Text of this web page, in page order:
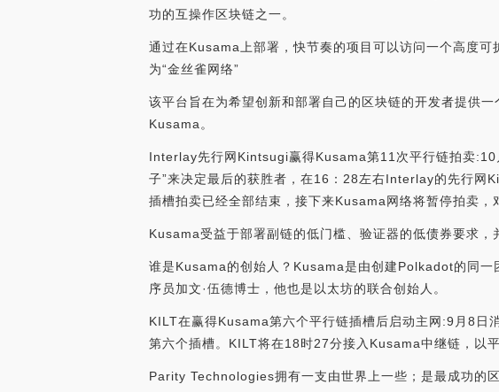
功的互操作区块链之一。
通过在Kusama上部署，快节奏的项目可以访问一个高度
为“金丝雀网络”
该平台旨在为希望创新和部署自己的区块链的开发者提供
Kusama。
Interlay先行网Kintsugi赢得Kusama第11次平行链拍卖
子”来决定最后的获胜者，在16：28左右Interlay的先行
插槽拍卖已经全部结束，接下来Kusama网络将暂停拍卖
Kusama受益于部署副链的低门槛、验证器的低债券要求，
谁是Kusama的创始人？Kusama是由创建Polkadot的同
序员加文·伍德博士，他也是以太坊的联合创始人。
KILT在赢得Kusama第六个平行链插槽后启动主网:9月8
第六个插槽。KILT将在18时27分接入Kusama中继链，
Parity Technologies拥有一支由世界上一些；是最成功的